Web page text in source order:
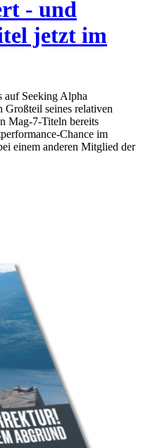
- und
jetzt im
auf Seeking Alpha
Großteil seines relativen
Mag-7-Titeln bereits
Chance im
einem anderen Mitglied der